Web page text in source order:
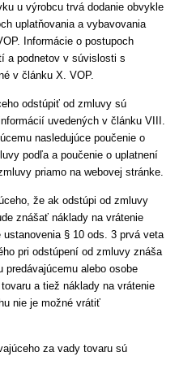
u výrobcu trvá dodanie obvykle
uplatňovania a vybavovania
Informácie o postupoch
a podnetov v súvislosti s
v článku X. VOP.
odstúpiť od zmluvy sú
uvedených v článku VIII.
nasledujúce poučenie o
podľa a poučenie o uplatnení
priamo na webovej stránke.
že ak odstúpi od zmluvy
znášať náklady na vrátenie
§ 10 ods. 3 prvá veta
pri odstúpení od zmluvy znáša
predávajúcemu alebo osobe
a tiež náklady na vrátenie
nie je možné vrátiť
za vady tovaru sú